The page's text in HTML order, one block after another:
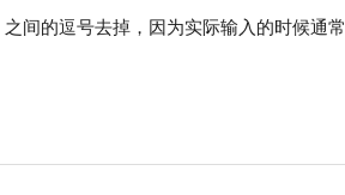
间的逗号去掉，因为实际输入的时候通常